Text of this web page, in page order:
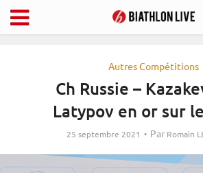
Autres Compétitions
Ch Russie –
Latypov en or sur
25 septembre 2021 Par Romain